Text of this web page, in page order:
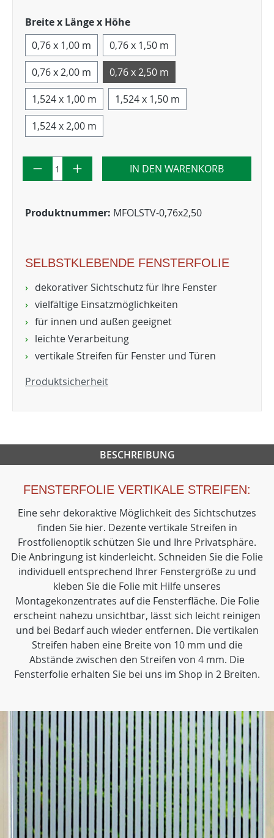
Breite x Länge x Höhe
0,76 x 1,00 m
0,76 x 1,50 m
0,76 x 2,00 m
0,76 x 2,50 m
1,524 x 1,00 m
1,524 x 1,50 m
1,524 x 2,00 m
IN DEN WARENKORB
Produktnummer: MFOLSTV-0,76x2,50
SELBSTKLEBENDE FENSTERFOLIE
dekorativer Sichtschutz für Ihre Fenster
vielfältige Einsatzmöglichkeiten
für innen und außen geeignet
leichte Verarbeitung
vertikale Streifen für Fenster und Türen
Produktsicherheit
BESCHREIBUNG
FENSTERFOLIE VERTIKALE STREIFEN:
Eine sehr dekoraktive Möglichkeit des Sichtschutzes
finden Sie hier. Dezente vertikale Streifen in
Frostfolienoptik schützen Sie und Ihre Privatsphäre.
Die Anbringung ist kinderleicht. Schneiden Sie die Folie
individuell entsprechend Ihrer Fenstergröße zu und
kleben Sie die Folie mit Hilfe unseres
Montagekonzentrates auf die Fensterfläche. Die Folie
erscheint nahezu unsichtbar, lässt sich leicht reinigen
und bei Bedarf auch wieder entfernen. Die vertikalen
Streifen haben eine Breite von 10 mm und die
Abstände zwischen den Streifen von 4 mm. Die
Fensterfolie erhalten Sie bei uns im Shop in 2 Breiten.